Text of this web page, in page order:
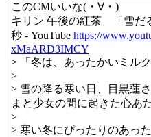
このCMいいな(・∀・)
キリン 午後の紅茶 「雪だ
秒 - YouTube https://
xMaARD3IMCY
> 「冬は、あったかいミルク
>
> 雪の降る寒い日、目黒蓮
まと少女の間に起きた心あ
>
> 寒い冬にぴったりのあっ